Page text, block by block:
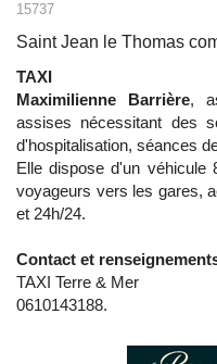
15737
Saint Jean le Thomas
TAXI
Maximilienne Barrière,
assises nécessitant des
d'hospitalisation, séances
Elle dispose d'un véhicule
voyageurs vers les gares,
et 24h/24.
Contact et
TAXI Terre & Mer
0610143188.